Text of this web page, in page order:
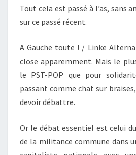
Tout cela est passé à l’as, sans
sur ce passé récent.
A Gauche toute ! / Linke
close apparemment. Mais le
le PST-POP que pour
passant comme chat sur
devoir débattre.
Or le débat essentiel est celui
de la militance commune dans